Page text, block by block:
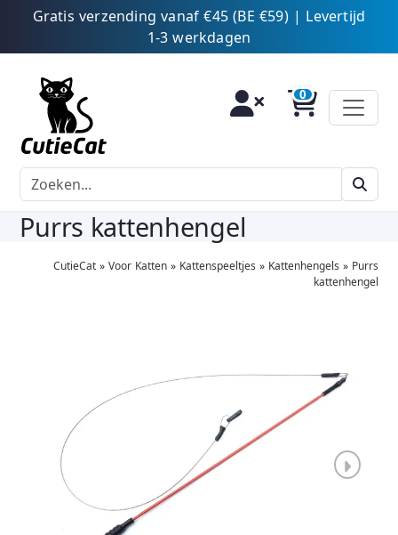
Gratis verzending vanaf €45 (BE €59) | Levertijd
1-3 werkdagen
Purrs kattenhengel
CutieCat» Voor Katten» Kattenspeeltjes » Kattenhengels » Purrs
kattenhengel